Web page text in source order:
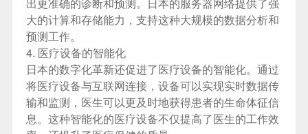
大的计算和存储能力，支持这种大规模的数据分析和
预测工作。
4. 医疗设备的智能化
日本的数字化革新还促进了医疗设备的智能化。通过
将医疗设备与互联网连接，设备可以实现实时数据传
输和监测，医生可以更及时地获得患者的生命体征信
息。这种智能化的医疗设备不仅提高了医生的工作效